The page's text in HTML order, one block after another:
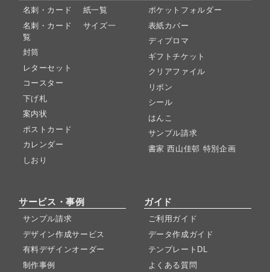
名刺・カード 紙一覧
名刺・カード サイズ一
覧
封筒
レターセット
コースター
下げ札
案内状
ポストカード
カレンダー
しおり
ポケットフォルダー
表紙カバー
ディプロマ
ギフトチケット
クリアファイル
リボン
シール
はんこ
サンプル請求
書家 西山佳邨 特別企画
サービス・事例
サンプル請求
デザイン作成サービス
有料デザインオーダー
制作事例
ガイド
ご利用ガイド
データ作成ガイド
テンプレートDL
よくある質問